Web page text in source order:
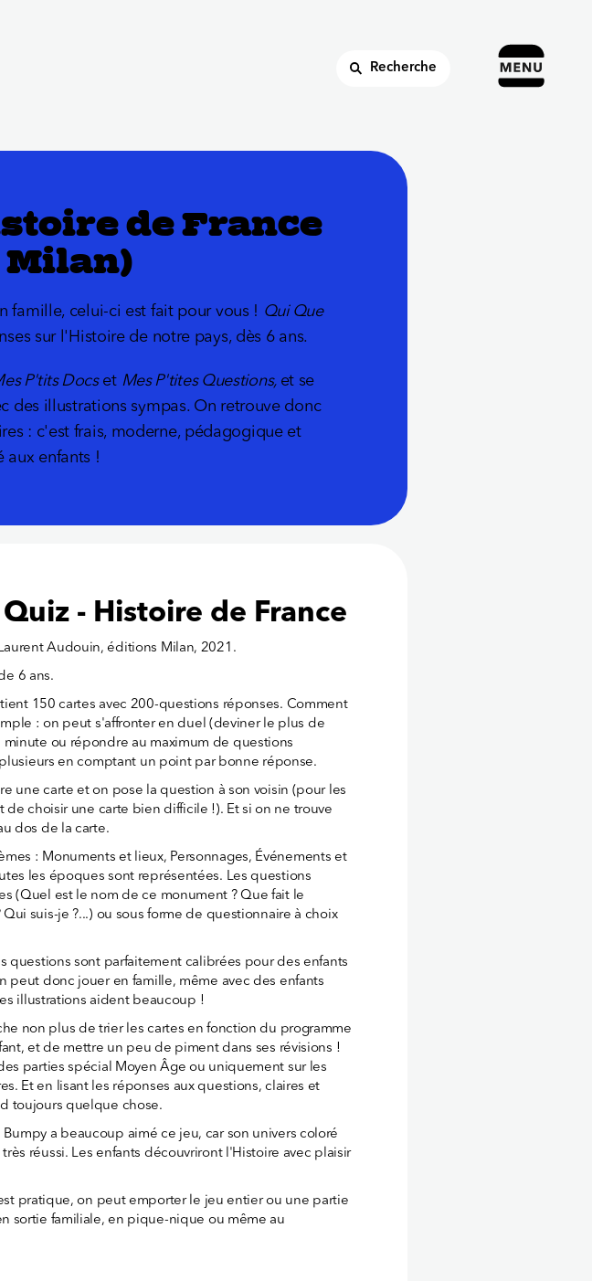
Recherche
de France
famille, celui-ci est fait pour vous ! Qui Que
sur l'Histoire de notre pays, dès 6 ans.
P'tits Docset Mes P'tites Questions, et se
des illustrations sympas. On retrouve donc
: c'est frais, moderne, pédagogique et
aux enfants !
- Histoire de France
Audouin, éditions Milan, 2021.
6 ans.
150 cartes avec 200-questions réponses. Comment
: on peut s'affronter en duel (deviner le plus de
minute ou répondre au maximum de questions
en comptant un point par bonne réponse.
une carte et on pose la question à son voisin (pour les
de choisir une carte bien difficile !). Et si on ne trouve
dos de la carte.
: Monuments et lieux, Personnages, Événements et
les époques sont représentées. Les questions
(Quel est le nom de ce monument ? Que fait le
suis-je ?...) ou sous forme de questionnaire à choix
questions sont parfaitement calibrées pour des enfants
peut donc jouer en famille, même avec des enfants
illustrations aident beaucoup !
non plus de trier les cartes en fonction du programme
et de mettre un peu de piment dans ses révisions !
parties spécial Moyen Âge ou uniquement sur les
Et en lisant les réponses aux questions, claires et
toujours quelque chose.
Bumpy a beaucoup aimé ce jeu, car son univers coloré
réussi. Les enfants découvriront l'Histoire avec plaisir
pratique, on peut emporter le jeu entier ou une partie
sortie familiale, en pique-nique ou même au